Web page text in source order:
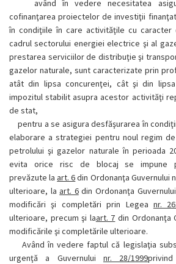
având în vedere necesitatea
cofinanţarea proiectelor de investiţii
în condiţiile în care activităţile cu caracter
cadrul sectorului energiei electrice şi al
prestarea serviciilor de distribuţie şi
gazelor naturale, sunt caracterizate prin
atât din lipsa concurenţei, cât şi din
impozitul stabilit asupra acestor activităţi
de stat,
pentru a se asigura desfăşurarea în
elaborare a strategiei pentru noul regim
petrolului şi gazelor naturale în perioada
evita orice risc de blocaj se impune
prevăzute laart. 6din Ordonanţa Guvernului
ulterioare, laart. 6din Ordonanţa
modificări şi completări prin Legea nr.
ulterioare, precum şi laart. 7 din Ordonanţa
modificările şi completările ulterioare.
Având în vedere faptul că legislaţia
urgenţă a Guvernului nr. 28/1999